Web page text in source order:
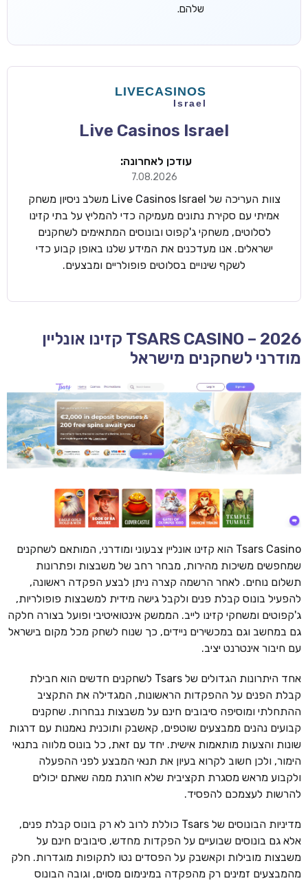
שלהם.
Live Casinos Israel
עודכן לאחרונה:
7.08.2026
צוות העריכה של Live Casinos Israel משלב ניסיון משחק
אמיתי עם סקירת נתונים מעמיקה כדי להמליץ על בתי קזינו
לסלוטים, משחקי ג'קפוט ובונוסים המתאימים לשחקנים
ישראלים. אנו מעדכנים את המידע שלנו באופן קבוע כדי
לשקף שינויים בסלוטים פופולריים ומבצעים.
TSARS CASINO – 2026 קזינו אונליין
מודרני לשחקנים מישראל
Tsars Casino הוא קזינו אונליין צבעוני ומודרני, המותאם לשחקנים
שמחפשים משיכות מהירות, מבחר רחב של משבצות ופתרונות
תשלום נוחים. לאחר הרשמה קצרה ניתן לבצע הפקדה ראשונה,
להפעיל בונוס קבלת פנים ולקבל גישה מידית למשבצות פופולריות,
ג'קפוטים ומשחקי קזינו לייב. הממשק אינטואיטיבי ופועל בצורה חלקה
גם במחשב וגם במכשירים ניידים, כך שנוח לשחק מכל מקום בישראל
עם חיבור אינטרנט יציב.
אחד היתרונות הגדולים של Tsars לשחקנים חדשים הוא חבילת
קבלת הפנים על ההפקדות הראשונות, המגדילה את התקציב
ההתחלתי ומוסיפה סיבובים חינם על משבצות נבחרות. שחקנים
קבועים נהנים ממבצעים שוטפים, קאשבק ותוכנית נאמנות עם דרגות
שונות והצעות מותאמות אישית. יחד עם זאת, כל בונוס מלווה בתנאי
הימור, ולכן חשוב לקרוא בעיון את תנאי המבצע לפני ההפעלה
ולקבוע מראש מסגרת תקציבית שלא חורגת ממה שאתם יכולים
להרשות לעצמכם להפסיד.
מדיניות הבונוסים של Tsars כוללת לרוב לא רק בונוס קבלת פנים,
אלא גם בונוסים שבועיים על הפקדות מחדש, סיבובים חינם על
משבצות מובילות וקאשבק על הפסדים נטו לתקופות מוגדרות. חלק
מהמבצעים זמינים רק מהפקדה במינימום מסוים, וגובה הבונוס